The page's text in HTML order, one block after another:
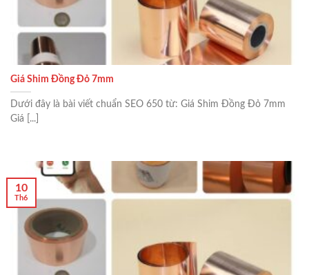
Giá Shim Đồng Đỏ 7mm
Dưới đây là bài viết chuẩn SEO 650 từ: Giá Shim Đồng Đỏ 7mm
Giá [...]
10
Th6